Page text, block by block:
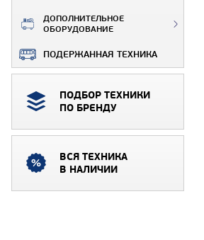
ДОПОЛНИТЕЛЬНОЕ
ОБОРУДОВАНИЕ
ПОДЕРЖАННАЯ ТЕХНИКА
ПОДБОР ТЕХНИКИ
ПО БРЕНДУ
ВСЯ ТЕХНИКА
В НАЛИЧИИ